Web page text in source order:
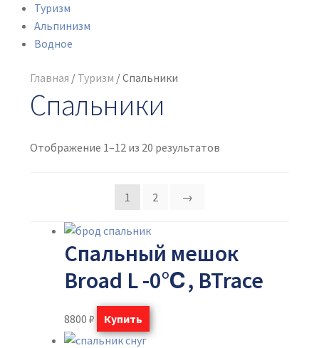
Туризм
Альпинизм
Водное
Главная / Туризм /Спальники
Спальники
Отображение 1–12 из 20 результатов
1 2 →
Спальный мешок
Broad L -0℃, BTrace
8800 ₽ Купить